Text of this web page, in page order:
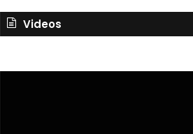
Videos